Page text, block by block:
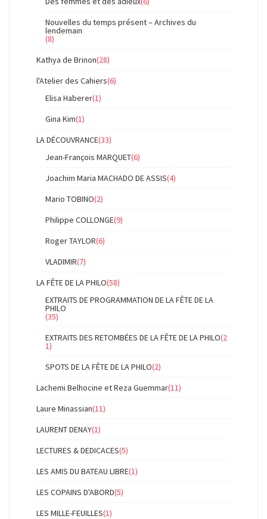
Nouvelles du temps présent – Archives du
lendemain
(8)
Kathya de Brinon(28)
l'Atelier des Cahiers(6)
Elisa Haberer(1)
Gina Kim(1)
LA DÉCOUVRANCE(33)
Jean-François MARQUET(6)
Joachim Maria MACHADO DE ASSIS(4)
Mario TOBINO(2)
Philippe COLLONGE(9)
Roger TAYLOR(6)
VLADIMIR(7)
LA FÊTE DE LA PHILO(58)
EXTRAITS DE PROGRAMMATION DE LA FÊTE DE LA
PHILO
(35)
EXTRAITS DES RETOMBÉES DE LA FÊTE DE LA PHILO(2
1)
SPOTS DE LA FÊTE DE LA PHILO(2)
Lachemi Belhocine et Reza Guemmar(11)
Laure Minassian(11)
LAURENT DENAY(1)
LECTURES & DEDICACES(5)
LES AMIS DU BATEAU LIBRE(1)
LES COPAINS D'ABORD(5)
LES MILLE-FEUILLES(1)